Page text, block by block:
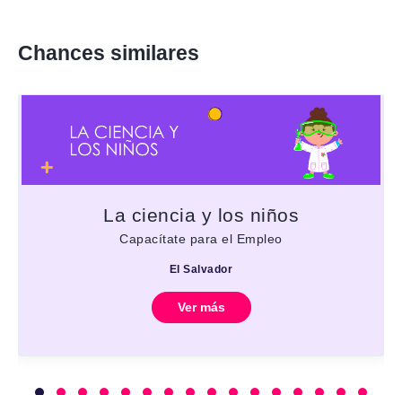
Chances similares
La ciencia y los niños
Capacítate para el Empleo
El Salvador
Ver más